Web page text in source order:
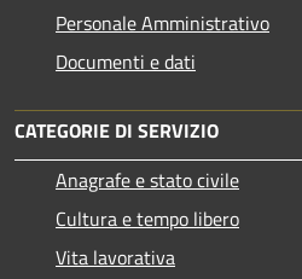
Personale Amministrativo
Documenti e dati
CATEGORIE DI SERVIZIO
Anagrafe e stato civile
Cultura e tempo libero
Vita lavorativa